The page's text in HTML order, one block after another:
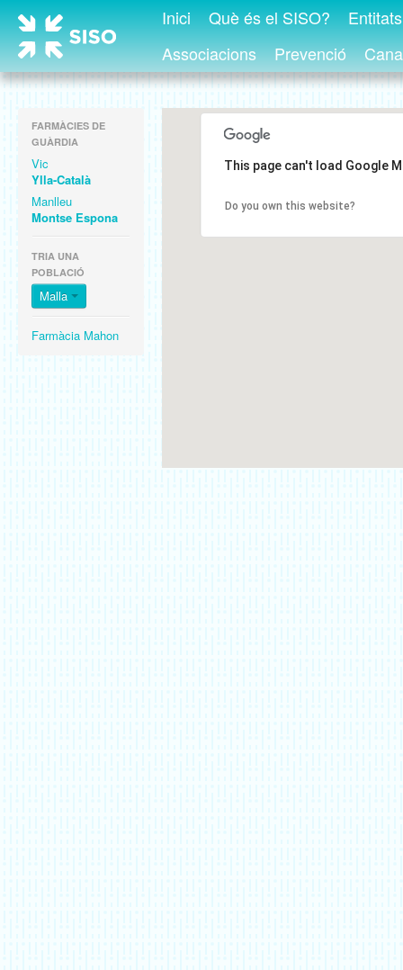
Inici Què és el SISO?
Associacions
Prevenció
FARMÀCIES DE
GUÀRDIA
Vic
Ylla-Català
Manlleu
Montse Espona
TRIA UNA
POBLACIÓ
Malla
Farmàcia Mahon
This page can't load Google
Do you own this website?